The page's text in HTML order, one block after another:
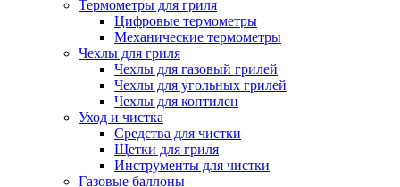
Термометры для гриля
Цифровые термометры
Механические термометры
Чехлы для гриля
Чехлы для газовый грилей
Чехлы для угольных грилей
Чехлы для коптилен
Уход и чистка
Средства для чистки
Щетки для гриля
Инструменты для чистки
Газовые баллоны